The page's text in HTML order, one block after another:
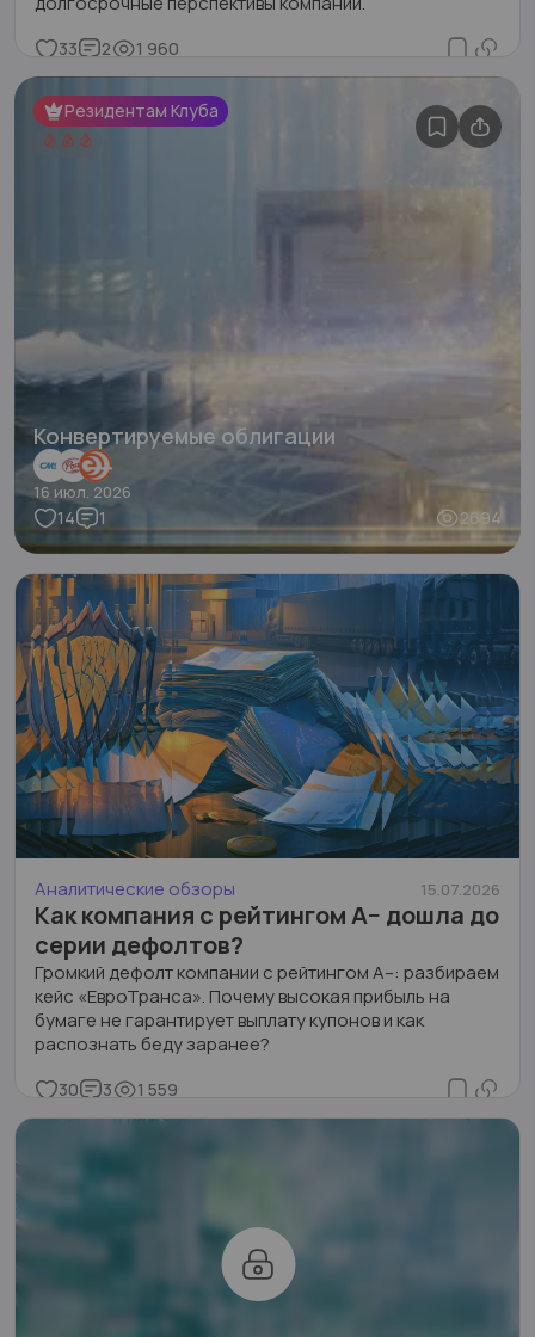
33 2 1 960
Резидентам Клуба
Конвертируемые облигации
16 июл. 2026
14 1 2694
Аналитические обзоры 15.07.2026
Как компания с рейтингом A− дошла до
серии дефолтов?
Громкий дефолт компании с рейтингом А–: разбираем
кейс «ЕвроТранса». Почему высокая прибыль на
бумаге не гарантирует выплату купонов и как
распознать беду заранее?
30 3 1 559